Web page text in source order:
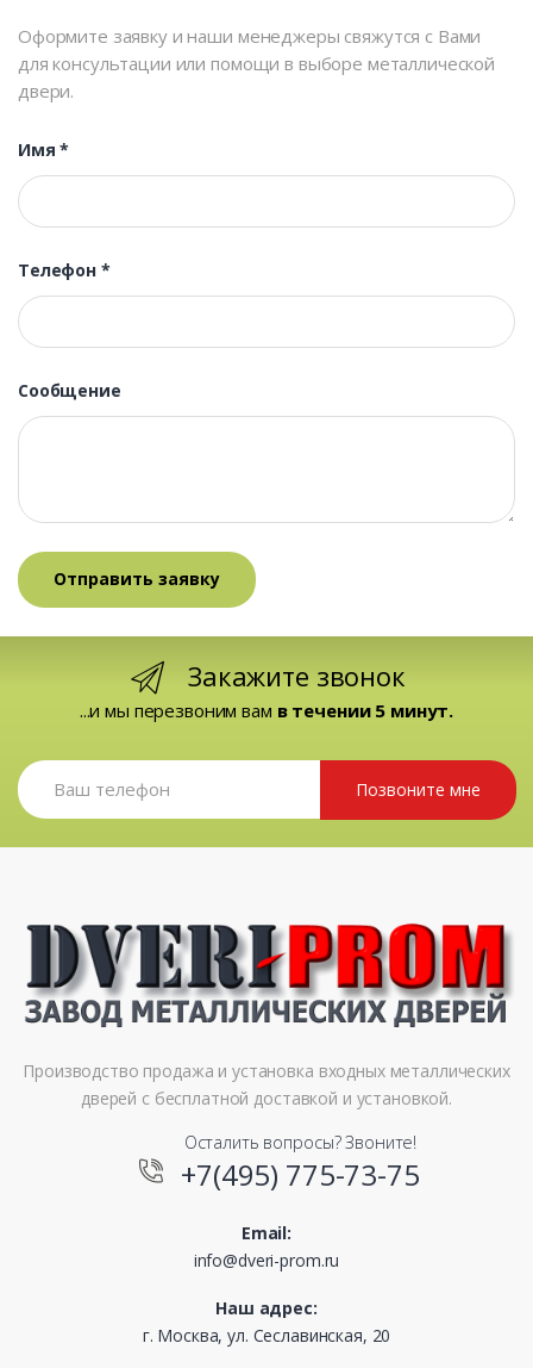
Оформите заявку и наши менеджеры свяжутся с Вами
для консультации или помощи в выборе металлической
двери.
Имя*
Телефон *
Сообщение
Закажите звонок
...и мы перезвоним вам в течении 5 минут.
Позвоните мне
Производство продажа и установка входных металлических
дверей с бесплатной доставкой и установкой.
Осталить вопросы? Звоните!
+7(495) 775-73-75
Email:
info@dveri-prom.ru
Наш адрес:
г. Москва, ул. Сеславинская, 20